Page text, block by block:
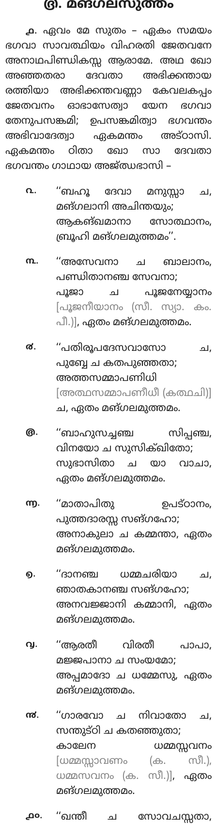
൫. മങ്ഗലസുത്തം
൧. ഏവം മേ സുതം – ഏകം സമയം
ഭഗവാ സാവത്ഥിയം വിഹരതി ജേതവനേ
അനാഥപിണ്ഡികസ്സ ആരാമേ. അഥ ഖോ
അഞ്ഞതരാ ദേവതാ അഭിക്കന്തായ
രത്തിയാ അഭിക്കന്തവണ്ണാ കേവലകപ്പം
ജേതവനം ഓഭാസേത്വാ യേന ഭഗവാ
തേനുപസങ്കമി; ഉപസങ്കമിത്വാ ഭഗവന്തം
അഭിവാദേത്വാ ഏകമന്തം അട്ഠാസി.
ഏകമന്തം ഠിതാ ഖോ സാ ദേവതാ
ഭഗവന്തം ഗാഥായ അജ്ഝഭാസി –
൨. ‘‘ബഹൂ ദേവാ മനുസ്സാ ച,
മങ്ഗലാനി അചിന്തയും;
ആകങ്ഖമാനാ സോത്ഥാനം,
ബ്രൂഹി മങ്ഗലമുത്തമം’’.
൩.
‘‘അസേവനാ ച ബാലാനം,
പണ്ഡിതാനഞ്ച സേവനാ;
പൂജാ ച പൂജനേയ്യാനം
[പൂജനീയാനം (സീ. സ്യാ. കം.
പീ.)] , ഏതം മങ്ഗലമുത്തമം.
൪. ‘‘പതിരൂപദേസവാസോ ച,
പുബ്ബേ ച കതപുഞ്ഞതാ;
അത്തസമ്മാപണിധി
[അത്ഥസമ്മാപണീധീ (കത്ഥചി)]
ച, ഏതം മങ്ഗലമുത്തമം.
൫.
‘‘ബാഹുസച്ചഞ്ച സിപ്പഞ്ച,
വിനയോ ച സുസിക്ഖിതോ;
സുഭാസിതാ ച യാ വാചാ,
ഏതം മങ്ഗലമുത്തമം.
൬.
‘‘മാതാപിതു ഉപട്ഠാനം,
പുത്തദാരസ്സ സങ്ഗഹോ;
അനാകുലാ ച കമ്മന്താ, ഏതം
മങ്ഗലമുത്തമം.
൭.
‘‘ദാനഞ്ച ധമ്മചരിയാ ച,
ഞാതകാനഞ്ച സങ്ഗഹോ;
അനവജ്ജാനി കമ്മാനി, ഏതം
മങ്ഗലമുത്തമം.
൮.
‘‘ആരതീ വിരതീ പാപാ,
മജ്ജപാനാ ച സംയമോ;
അപ്പമാദോ ച ധമ്മേസു, ഏതം
മങ്ഗലമുത്തമം.
൯. ‘‘ഗാരവോച നിവാതോ ച,
സന്തുട്ഠി ച കതഞ്ഞുതാ;
കാലേന ധമ്മസ്സവനം
[ധമ്മസ്സാവണം (ക. സീ.),
ധമ്മസവനം (ക. സീ.)], ഏതം
മങ്ഗലമുത്തമം.
൧൦.
‘‘ഖന്തീ ച സോവചസ്സതാ,